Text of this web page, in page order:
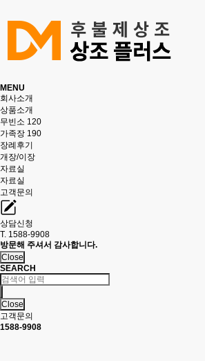
MENU
회사소개
상품소개
무빈소 120
가족장 190
장례후기
개장/이장
자료실
자료실
고객문의
상담신청
T. 1588-9908
방문해 주셔서 감사합니다.
Close
SEARCH
Close
고객문의
1588-9908